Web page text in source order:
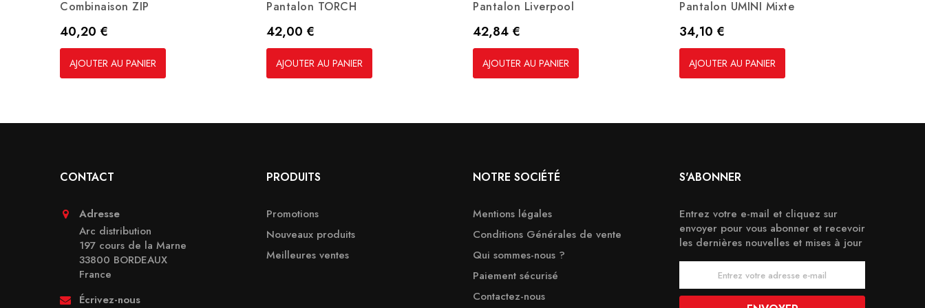
Combinaison ZIP
Prix
40,20 €
AJOUTER AU PANIER
Pantalon TORCH
Prix
42,00 €
AJOUTER AU PANIER
Pantalon Liverpool
Prix
42,84 €
AJOUTER AU PANIER
Pantalon UMINI Mixte
Prix
34,10 €
AJOUTER AU PANIER
CONTACT
Adresse
Arc distribution
197 cours de la Marne
33800 BORDEAUX
France
Écrivez-nous
PRODUITS
Promotions
Nouveaux produits
Meilleures ventes
NOTRE SOCIÉTÉ
Mentions légales
Conditions Générales de vente
Qui sommes-nous ?
Paiement sécurisé
Contactez-nous
S'ABONNER
Entrez votre e-mail et cliquez sur
envoyer pour vous abonner et recevoir
les dernières nouvelles et mises à jour